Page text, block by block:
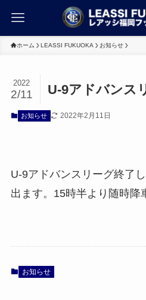
ホーム LEASSI FUKUOKA お知らせ
U-9アドバンス
2022
2/11
お知らせ 2022年2月11日
U-9アドバンスリーグ終了
出ます。15時半より随時降
お知らせ